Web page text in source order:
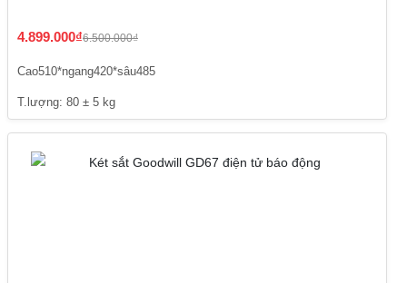
4.899.000₫6.500.000₫
Cao510*ngang420*sâu485
T.lượng: 80 ± 5 kg